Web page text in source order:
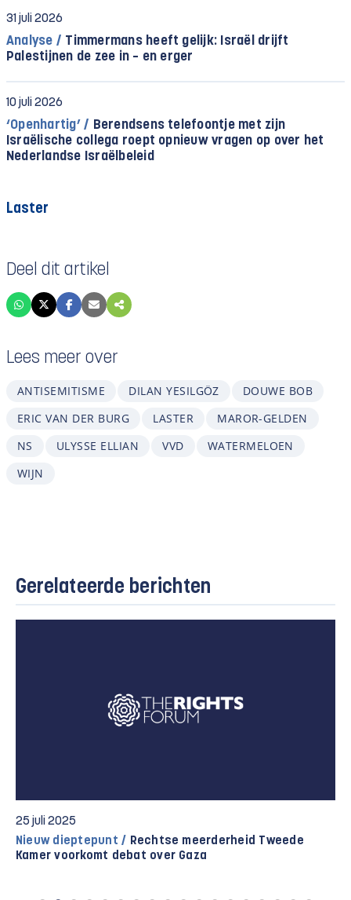
31 juli 2026
Analyse / Timmermans heeft gelijk: Israël drijft
Palestijnen de zee in – en erger
10 juli 2026
‘Openhartig’ / Berendsens telefoontje met zijn
Israëlische collega roept opnieuw vragen op over het
Nederlandse Israëlbeleid
Laster
Deel dit artikel
Lees meer over
ANTISEMITISME DILAN YESILGÖZ
DOUWE BOB
ERIC VAN DER BURG
LASTER
MAROR-GELDEN
NS
ULYSSE ELLIAN VVD
WATERMELOEN
WIJN
Gerelateerde berichten
25 juli 2025
Nieuw dieptepunt / Rechtse meerderheid Tweede
Kamer voorkomt debat over Gaza